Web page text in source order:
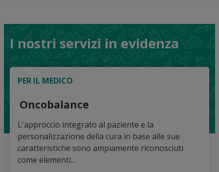
I nostri servizi in evidenza
PER IL MEDICO
Oncobalance
L'approccio integrato al paziente e la
personalizzazione della cura in base alle sue
caratteristiche sono ampiamente riconosciuti
come elementi...